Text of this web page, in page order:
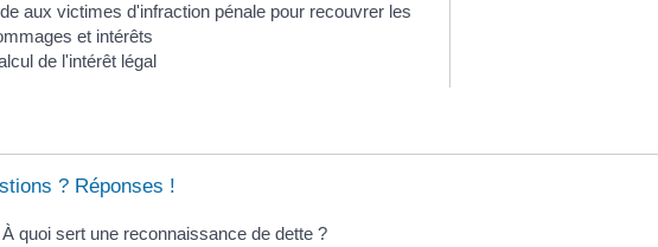
aux victimes d'infraction pénale pour recouvrer les
et intérêts
de l'intérêt légal
? Réponses !
À quoi sert une reconnaissance de dette ?